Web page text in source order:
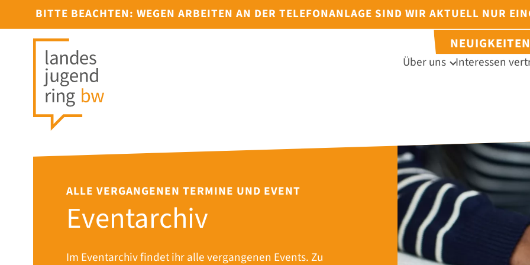
BITTE BEACHTEN: WEGEN ARBEITEN AN DER TELEFONANLAGE SIND WIR AKTUELL NUR
NEUIGKEITEN
Über uns Interessen
ALLE VERGANGENEN TERMINE UND EVENT
Eventarchiv
Im Eventarchiv findet ihr alle vergangenen Events. Zu